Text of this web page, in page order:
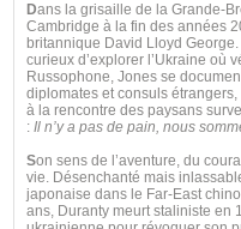
Dans la grisaille de la Grande-
Cambridge à la fin des années
britannique David Lloyd
curieux d’explorer l’Ukraine où
Russophone, Jones se
diplomates et consuls
à la rencontre des paysans
: Il n’y a pas de pain, nous
Son sens de l’aventure, du
vie. Désenchanté mais
japonaise dans le Far-East
ans, Duranty meurt staliniste en